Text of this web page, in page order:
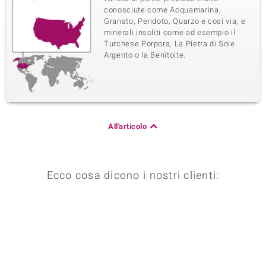
conosciute come Acquamarina,
Granato, Peridoto, Quarzo e cosí via, e
minerali insoliti come ad esempio il
Turchese Porpora, La Pietra di Sole
Argento o la Benitoite.
All'articolo
Ecco cosa dicono i nostri clienti: